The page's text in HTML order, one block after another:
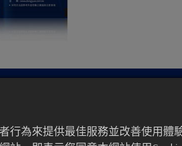
而是長期的策略夥伴關係。與我們
行為來提供最佳服務並改善使用